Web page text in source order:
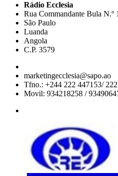
Rádio Ecclesia
Rua Commandante Bula N.º
São Paulo
Luanda
Angola
C.P. 3579
marketingecclesia@sapo.ao
Tfno.: +244 222 447153/
Movil: 934218258 /